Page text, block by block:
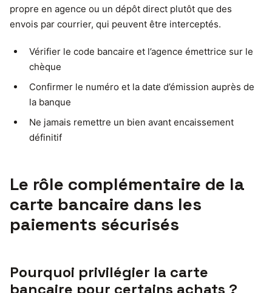
propre en agence ou un dépôt direct plutôt que des
envois par courrier, qui peuvent être interceptés.
Vérifier le code bancaire et l’agence émettrice sur le
chèque
Confirmer le numéro et la date d’émission auprès de
la banque
Ne jamais remettre un bien avant encaissement
définitif
Le rôle complémentaire de la
carte bancaire dans les
paiements sécurisés
Pourquoi privilégier la carte
bancaire pour certains achats ?